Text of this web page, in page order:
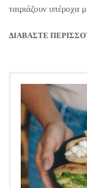
ταιριάζουν υπέροχα
ΔΙΑΒΆΣΤΕ